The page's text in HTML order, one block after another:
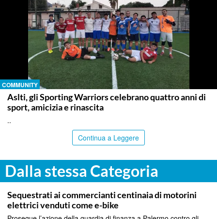
COMMUNITY
Aslti, gli Sporting Warriors celebrano quattro anni di
sport, amicizia e rinascita
..
Continua a Leggere
Dalla stessa Categoria
PALERMO
Sequestrati ai commercianti centinaia di motorini
elettrici venduti come e-bike